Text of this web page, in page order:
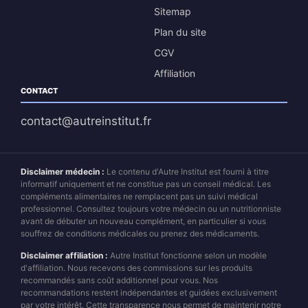
Sitemap
Plan du site
CGV
Affiliation
CONTACT
contact@autreinstitut.fr
Disclaimer médecin : Le contenu d'Autre Institut est fourni à titre
informatif uniquement et ne constitue pas un conseil médical. Les
compléments alimentaires ne remplacent pas un suivi médical
professionnel. Consultez toujours votre médecin ou un nutritionniste
avant de débuter un nouveau complément, en particulier si vous
souffrez de conditions médicales ou prenez des médicaments.
Disclaimer affiliation : Autre Institut fonctionne selon un modèle
d'affiliation. Nous recevons des commissions sur les produits
recommandés sans coût additionnel pour vous. Nos
recommandations restent indépendantes et guidées exclusivement
par votre intérêt. Cette transparence nous permet de maintenir notre